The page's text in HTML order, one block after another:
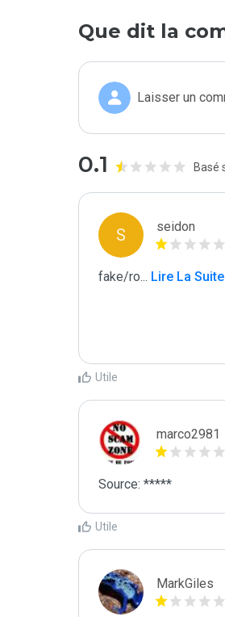
Que dit la
Laisser un
0.1 Basé
S seidon
fake/ro... Lire La Suite
Utile
marco2981
Source: *****
Utile
MarkGiles